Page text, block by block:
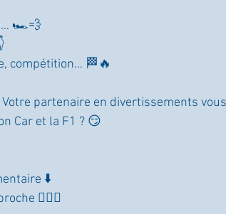
🏎️💨
compétition… 🏁🔥
partenaire en divertissements
Car et la F1 ? 😏
⬇️
🕵️‍♀️✨